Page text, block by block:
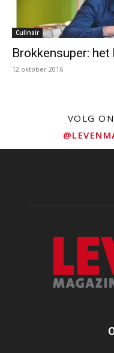
Culinair
Brokkensuper:
12 oktober 2016
VOLG